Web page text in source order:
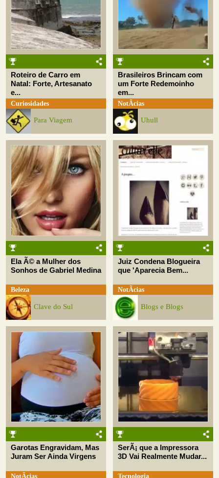
Roteiro de Carro em
Natal: Forte, Artesanato
e...
Curiosidades
Para Viagem
Brasileiros Brincam com
um Forte Redemoinho
em...
NotÃ­cias
Uhull
Ela Ã© a Mulher dos
Sonhos de Gabriel Medina
Beleza
Clave do Sul
Juiz Condena Blogueira
que 'Aparecia Bem...
NotÃ­cias
Blogs e Blogs
Garotas Engravidam, Mas
Juram Ser Ainda Virgens
NotÃ­cias
SerÃ¡ que a Impressora
3D Vai Realmente Mudar...
Tecnologia